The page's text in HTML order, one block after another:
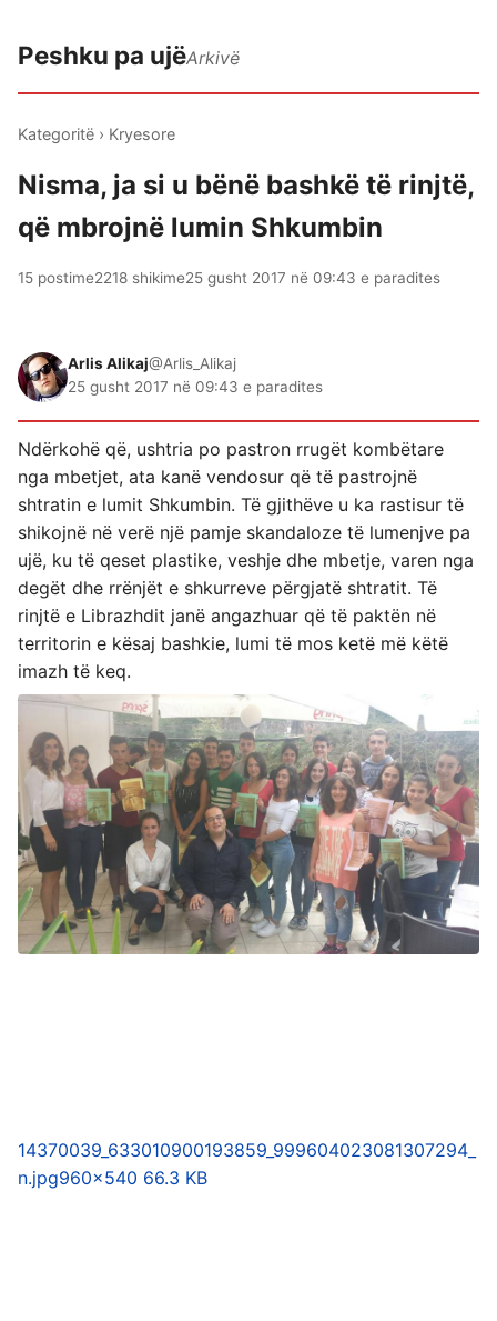
Peshku pa ujëArkivë
Kategoritë › Kryesore
Nisma, ja si u bënë bashkë të rinjtë,
që mbrojnë lumin Shkumbin
15 postime2218 shikime25 gusht 2017 në 09:43 e paradites
Arlis Alikaj@Arlis_Alikaj
25 gusht 2017 në 09:43 e paradites
Ndërkohë që, ushtria po pastron rrugët kombëtare
nga mbetjet, ata kanë vendosur që të pastrojnë
shtratin e lumit Shkumbin. Të gjithëve u ka rastisur të
shikojnë në verë një pamje skandaloze të lumenjve pa
ujë, ku të qeset plastike, veshje dhe mbetje, varen nga
degët dhe rrënjët e shkurreve përgjatë shtratit. Të
rinjtë e Librazhdit janë angazhuar që të paktën në
territorin e kësaj bashkie, lumi të mos ketë më këtë
imazh të keq.
14370039_633010900193859_999604023081307294_
n.jpg960×540 66.3 KB